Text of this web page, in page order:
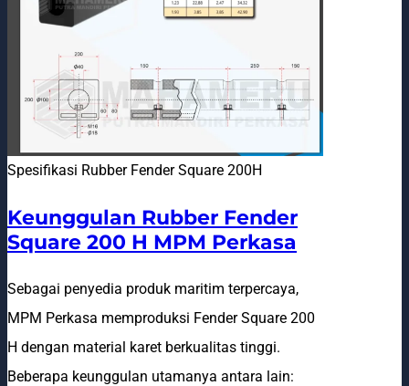
Spesifikasi Rubber Fender Square 200H
Keunggulan Rubber Fender
Square 200 H MPM Perkasa
Sebagai penyedia produk maritim terpercaya,
MPM Perkasa memproduksi Fender Square 200
H dengan material karet berkualitas tinggi.
Beberapa keunggulan utamanya antara lain: